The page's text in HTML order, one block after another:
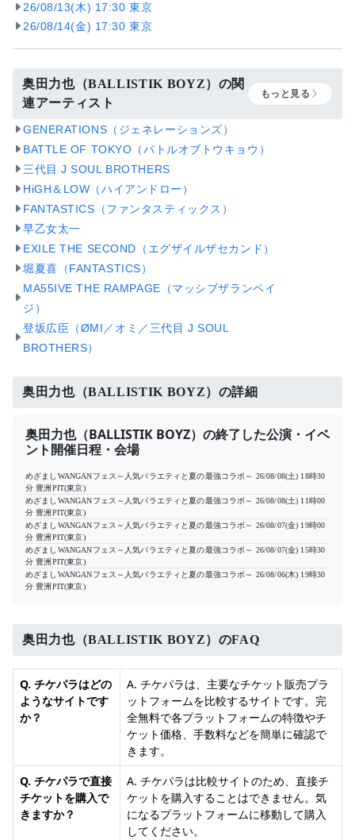
26/08/13(木) 17:30 東京
26/08/14(金) 17:30 東京
奥田力也（BALLISTIK BOYZ）の関
連アーティスト
もっと見る
GENERATIONS（ジェネレーションズ）
BATTLE OF TOKYO（バトルオブトウキョウ）
三代目 J SOUL BROTHERS
HiGH＆LOW（ハイアンドロー）
FANTASTICS（ファンタスティックス）
早乙女太一
EXILE THE SECOND（エグザイルザセカンド）
堀夏喜（FANTASTICS）
MA55IVE THE RAMPAGE（マッシブザランペイ
ジ）
登坂広臣（ØMI／オミ／三代目 J SOUL
BROTHERS）
奥田力也（BALLISTIK BOYZ）の詳細
奥田力也（BALLISTIK BOYZ）の終了した公演・イベ
ント開催日程・会場
めざましWANGANフェス～人気バラエティと夏の最強コラボ～ 26/08/08(土) 18時30
分 豊洲PIT(東京)
めざましWANGANフェス～人気バラエティと夏の最強コラボ～ 26/08/08(土) 11時00
分 豊洲PIT(東京)
めざましWANGANフェス～人気バラエティと夏の最強コラボ～ 26/08/07(金) 19時00
分 豊洲PIT(東京)
めざましWANGANフェス～人気バラエティと夏の最強コラボ～ 26/08/07(金) 15時30
分 豊洲PIT(東京)
めざましWANGANフェス～人気バラエティと夏の最強コラボ～ 26/08/06(木) 19時30
分 豊洲PIT(東京)
奥田力也（BALLISTIK BOYZ）のFAQ
Q. チケパラはどの
ようなサイトです
か？
A. チケパラは、主要なチケット販売プラ
ットフォームを比較するサイトです。完
全無料で各プラットフォームの特徴やチ
ケット価格、手数料などを簡単に確認で
きます。
Q. チケパラで直接
チケットを購入で
きますか？
A. チケパラは比較サイトのため、直接チ
ケットを購入することはできません。気
になるプラットフォームに移動して購入
してください。